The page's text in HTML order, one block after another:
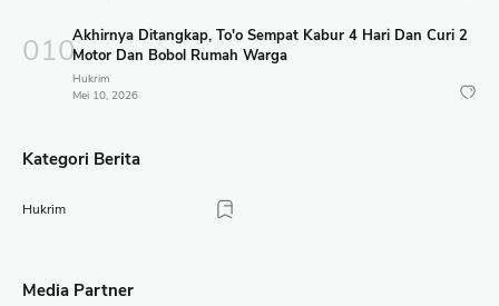
Akhirnya Ditangkap, To'o Sempat Kabur 4 Hari Dan Curi 2
Motor Dan Bobol Rumah Warga
Hukrim
Mei 10, 2026
Kategori Berita
Hukrim
Media Partner